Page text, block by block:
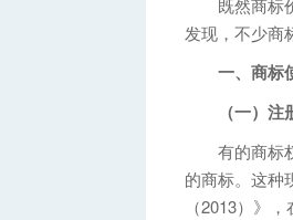
既然商标价
发现，不少商
一、商标
（一）注
有的商标权
的商标。这种
（2013）》